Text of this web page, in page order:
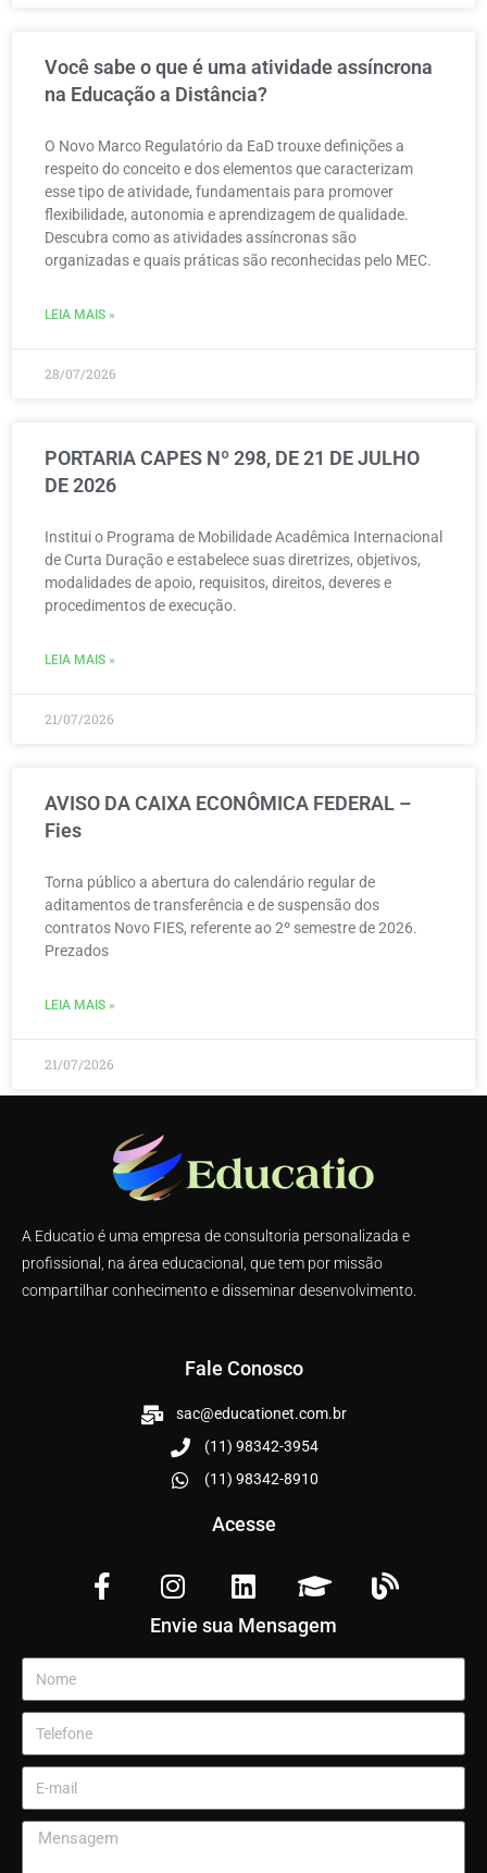
Você sabe o que é uma atividade assíncrona
na Educação a Distância?
O Novo Marco Regulatório da EaD trouxe definições a
respeito do conceito e dos elementos que caracterizam
esse tipo de atividade, fundamentais para promover
flexibilidade, autonomia e aprendizagem de qualidade.
Descubra como as atividades assíncronas são
organizadas e quais práticas são reconhecidas pelo MEC.
LEIA MAIS »
28/07/2026
PORTARIA CAPES Nº 298, DE 21 DE JULHO
DE 2026
Institui o Programa de Mobilidade Acadêmica Internacional
de Curta Duração e estabelece suas diretrizes, objetivos,
modalidades de apoio, requisitos, direitos, deveres e
procedimentos de execução.
LEIA MAIS »
21/07/2026
AVISO DA CAIXA ECONÔMICA FEDERAL –
Fies
Torna público a abertura do calendário regular de
aditamentos de transferência e de suspensão dos
contratos Novo FIES, referente ao 2º semestre de 2026.
Prezados
LEIA MAIS »
21/07/2026
A Educatio é uma empresa de consultoria personalizada e
profissional, na área educacional, que tem por missão
compartilhar conhecimento e disseminar desenvolvimento.
Fale Conosco
sac@educationet.com.br
(11) 98342-3954
(11) 98342-8910
Acesse
Envie sua Mensagem